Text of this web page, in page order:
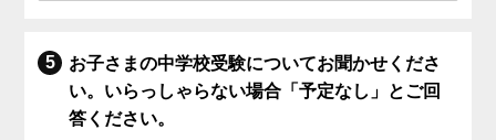
お子さまの中学校受験についてお聞かせくださ
い。いらっしゃらない場合「予定なし」とご回
答ください。